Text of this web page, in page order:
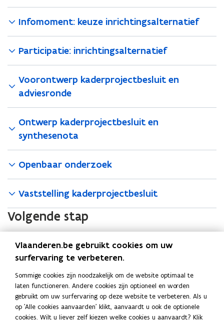
Infomoment: keuze inrichtingsalternatief
Participatie: inrichtingsalternatief
Voorontwerp kaderprojectbesluit en
adviesronde
Ontwerp kaderprojectbesluit en
synthesenota
Openbaar onderzoek
Vaststelling kaderprojectbesluit
Volgende stap
kan het projectteam het ontwerp verder afwerken tot op
vergunningsniveau. Tijdens het verdere
besluitvormingsproces zal er ook weer eenopenbaar
onderzoekgehouden worden. Het volgende projectbesluit
vormt het startschot voor de uitvoeringsfase.
Vlaanderen.be gebruikt cookies om uw
surfervaring te verbeteren.
Sommige cookies zijn noodzakelijk om de website optimaal te
laten functioneren. Andere cookies zijn optioneel en worden
gebruikt om uw surfervaring op deze website te verbeteren. Als u
op 'Alle cookies aanvaarden' klikt, aanvaardt u ook de optionele
cookies. Wilt u liever zelf kiezen welke cookies u aanvaardt? Klik